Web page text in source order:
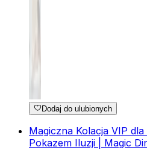
Dodaj do ulubionych
Magiczna Kolacja VIP
Pokazem Iluzji | Magic